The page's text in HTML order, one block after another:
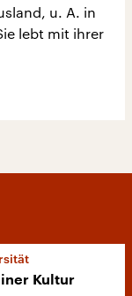
u. A. in
lebt mit ihrer
Kultur